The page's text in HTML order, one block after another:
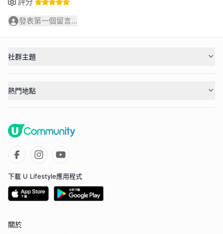
發表第一個留言...
社群主題
熱門地點
下載 U Lifestyle應用程式
關於